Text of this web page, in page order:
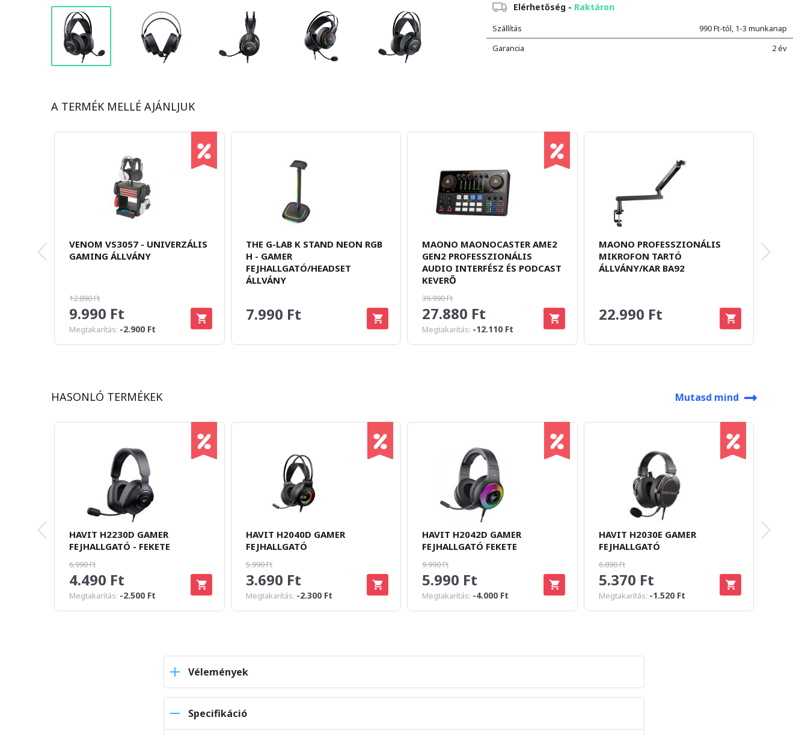
Elérhetőség - Raktáron
Szállítás
990 Ft-tól, 1-3 munkanap
Garancia
2 év
A TERMÉK MELLÉ AJÁNLJUK
VENOM VS3057 - UNIVERZÁLIS
GAMING ÁLLVÁNY
12.890 Ft
9.990 Ft
Megtakarítás: -2.900 Ft
THE G-LAB K STAND NEON RGB
H - GAMER
FEJHALLGATÓ/HEADSET
ÁLLVÁNY
7.990 Ft
MAONO MAONOCASTER AME2
GEN2 PROFESSZIONÁLIS
AUDIO INTERFÉSZ ÉS PODCAST
KEVERŐ
39.990 Ft
27.880 Ft
Megtakarítás: -12.110 Ft
MAONO PROFESSZIONÁLIS
MIKROFON TARTÓ
ÁLLVÁNY/KAR BA92
22.990 Ft
HASONLÓ TERMÉKEK Mutasd mind
HAVIT H2230D GAMER
FEJHALLGATÓ - FEKETE
6.990 Ft
4.490 Ft
Megtakarítás: -2.500 Ft
HAVIT H2040D GAMER
FEJHALLGATÓ
5.990 Ft
3.690 Ft
Megtakarítás: -2.300 Ft
HAVIT H2042D GAMER
FEJHALLGATÓ FEKETE
9.990 Ft
5.990 Ft
Megtakarítás: -4.000 Ft
HAVIT H2030E GAMER
FEJHALLGATÓ
6.890 Ft
5.370 Ft
Megtakarítás: -1.520 Ft
Vélemények
Specifikáció